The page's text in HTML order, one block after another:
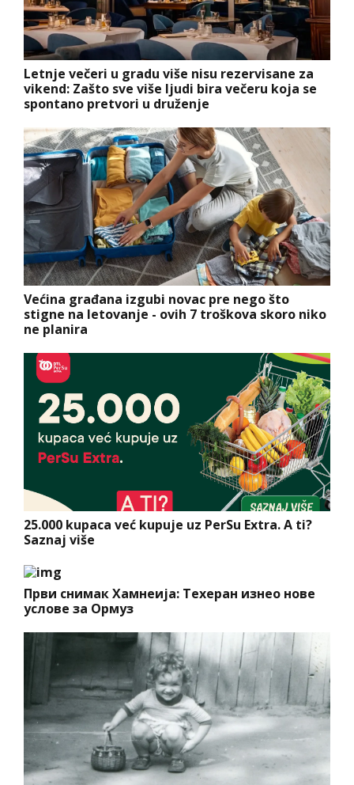
Letnje večeri u gradu više nisu rezervisane za
vikend: Zašto sve više ljudi bira večeru koja se
spontano pretvori u druženje
Većina građana izgubi novac pre nego što
stigne na letovanje - ovih 7 troškova skoro niko
ne planira
25.000 kupaca već kupuje uz PerSu Extra. A ti?
Saznaj više
Први снимак Хамнеија: Техеран изнео нове
услове за Ормуз